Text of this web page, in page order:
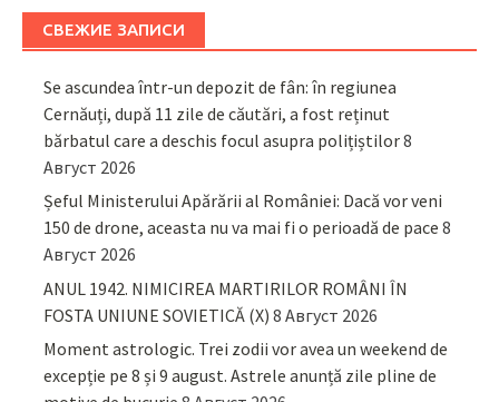
СВЕЖИЕ ЗАПИСИ
Se ascundea într-un depozit de fân: în regiunea
Cernăuți, după 11 zile de căutări, a fost reținut
bărbatul care a deschis focul asupra polițiștilor8
Август 2026
Șeful Ministerului Apărării al României: Dacă vor veni
150 de drone, aceasta nu va mai fi o perioadă de pace 8
Август 2026
ANUL 1942. NIMICIREA MARTIRILOR ROMÂNI ÎN
FOSTA UNIUNE SOVIETICĂ (X) 8 Август 2026
Moment astrologic. Trei zodii vor avea un weekend de
excepție pe 8 și 9 august. Astrele anunță zile pline de